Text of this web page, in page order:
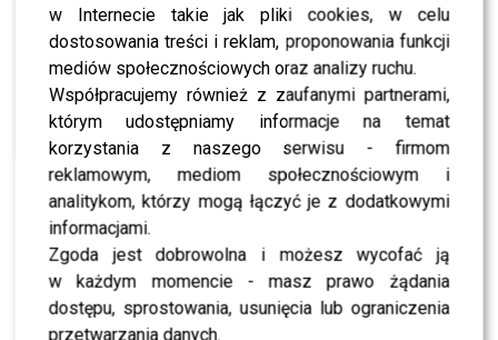
w Internecie takie jak pliki cookies, w celu
dostosowania treści i reklam, proponowania funkcji
mediów społecznościowych oraz analizy ruchu.
Współpracujemy również z zaufanymi partnerami,
którym udostępniamy informacje na temat
korzystania z naszego serwisu - firmom
reklamowym, mediom społecznościowym i
analitykom, którzy mogą łączyć je z dodatkowymi
informacjami.
Zgoda jest dobrowolna i możesz wycofać ją
w każdym momencie - masz prawo żądania
dostępu, sprostowania, usunięcia lub ograniczenia
przetwarzania danych.
Krzysztof Śmiszekmówił o“Moście Ikara”w samych
superlatywach. Zaznaczył, żw książkę czyta się bardzo
dobrze, ale oprócz aspektu rozrywkowego, ma bardzo
ważne przesłanie:
Ta książka ma bardzo
głęboką misję i ta misja
jest podana w taki łatwy
sposób. To jest książka,
którą czyta się dobrze,